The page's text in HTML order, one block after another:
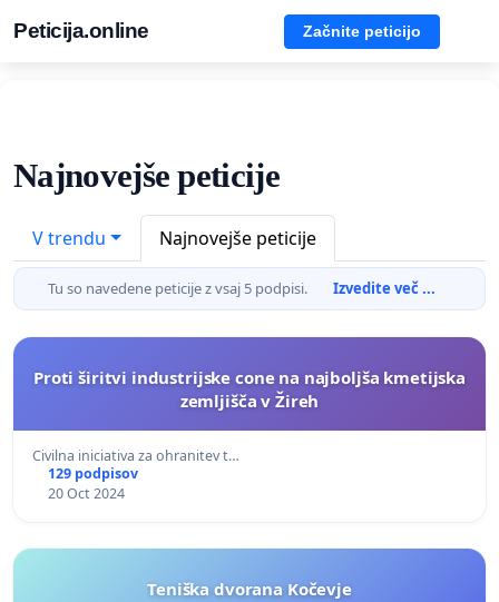
Peticija.online Začnite peticijo
Najnovejše peticije
V trendu Najnovejše peticije
Tu so navedene peticije z vsaj 5 podpisi. Izvedite več ...
Proti širitvi industrijske cone na najboljša kmetijska
zemljišča v Žireh
Civilna iniciativa za ohranitev t…
129 podpisov
20 Oct 2024
Teniška dvorana Kočevje